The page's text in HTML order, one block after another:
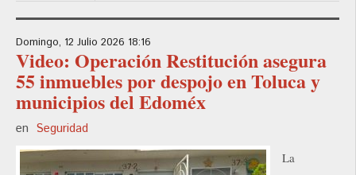
Domingo, 12 Julio 2026 18:16
Video: Operación Restitución asegura
55 inmuebles por despojo en Toluca y
municipios del Edoméx
en Seguridad
La